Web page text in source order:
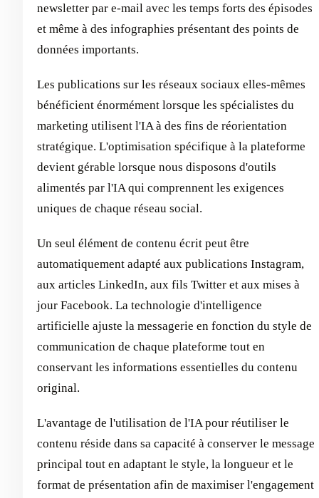
newsletter par e-mail avec les temps forts des épisodes
et même à des infographies présentant des points de
données importants.
Les publications sur les réseaux sociaux elles-mêmes
bénéficient énormément lorsque les spécialistes du
marketing utilisent l'IA à des fins de réorientation
stratégique. L'optimisation spécifique à la plateforme
devient gérable lorsque nous disposons d'outils
alimentés par l'IA qui comprennent les exigences
uniques de chaque réseau social.
Un seul élément de contenu écrit peut être
automatiquement adapté aux publications Instagram,
aux articles LinkedIn, aux fils Twitter et aux mises à
jour Facebook. La technologie d'intelligence
artificielle ajuste la messagerie en fonction du style de
communication de chaque plateforme tout en
conservant les informations essentielles du contenu
original.
L'avantage de l'utilisation de l'IA pour réutiliser le
contenu réside dans sa capacité à conserver le message
principal tout en adaptant le style, la longueur et le
format de présentation afin de maximiser l'engagement